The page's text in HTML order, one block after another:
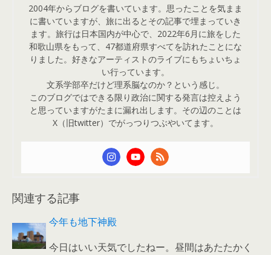
2004年からブログを書いています。思ったことを気まま
に書いていますが、旅に出るとその記事で埋まっていき
ます。旅行は日本国内が中心で、2022年6月に旅をした
和歌山県をもって、47都道府県すべてを訪れたことにな
りました。好きなアーティストのライブにもちょいちょ
い行っています。
文系学部卒だけど理系脳なのか？という感じ。
このブログではできる限り政治に関する発言は控えよう
と思っていますがたまに漏れ出します。その辺のことは
X（旧twitter）でがっつりつぶやいてます。
関連する記事
今年も地下神殿
今日はいい天気でしたねー。昼間はあたたかく